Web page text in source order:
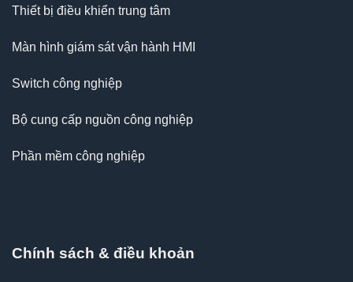
Thiết bị điều khiển trung tâm
Màn hình giám sát vận hành HMI
Switch công nghiệp
Bộ cung cấp nguồn công nghiệp
Phần mềm công nghiệp
Chính sách & điều khoản